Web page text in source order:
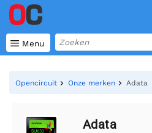
 Menu
Opencircuit Onze merken Adata
Adata